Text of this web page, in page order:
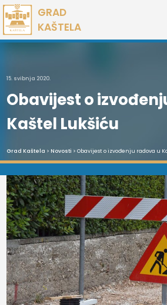
Preskoči
na
sadržaj
GRAD
KAŠTELA
15. svibnja 2020.
Obavijest o
Kaštel Lukšiću
Grad Kaštela > Novosti > Obavijest o izvođenju radova u